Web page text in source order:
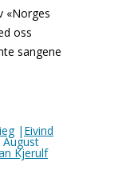
«Norges
oss
sangene
| Eivind
Kjerulf